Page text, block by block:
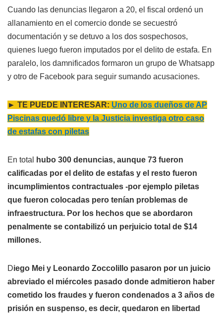
Cuando las denuncias llegaron a 20, el fiscal ordenó un
allanamiento en el comercio donde se secuestró
documentación y se detuvo a los dos sospechosos,
quienes luego fueron imputados por el delito de estafa. En
paralelo, los damnificados formaron un grupo de Whatsapp
y otro de Facebook para seguir sumando acusaciones.
► TE PUEDE INTERESAR: Uno de los dueños de AP
Piscinas quedó libre y la Justicia investiga otro caso
de estafas con piletas
En total
hubo 300 denuncias, aunque 73 fueron
calificadas por el delito de estafas y el resto fueron
incumplimientos contractuales -por ejemplo piletas
que fueron colocadas pero tenían problemas de
infraestructura. Por los hechos que se abordaron
penalmente se contabilizó un perjuicio total de $14
millones.
Diego Mei y Leonardo Zoccolillo pasaron por un juicio
abreviado el miércoles pasado donde admitieron haber
cometido los fraudes y fueron condenados a 3 años de
prisión en suspenso, es decir, quedaron en libertad